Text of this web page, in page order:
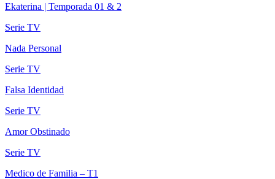
Ekaterina | Temporada 01 & 2
Serie TV
Nada Personal
Serie TV
Falsa Identidad
Serie TV
Amor Obstinado
Serie TV
Medico de Familia – T1